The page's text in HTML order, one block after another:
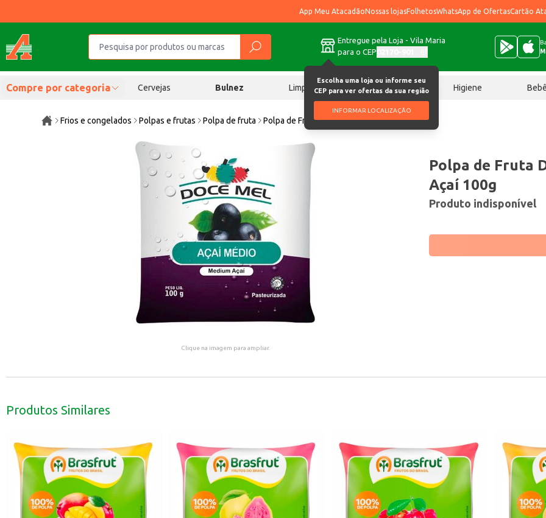
App Meu AtacadãoNossas lojasFolhetosWhatsApp de OfertasCartão
Entregue pela Loja - Vila Maria
para o CEP
Escolha uma loja ou informe seu
CEP para ver ofertas da sua região
INFORMAR LOCALIZAÇÃO
Compre por categoria Cervejas Bulnez Limpeza Chocolates Higiene
Frios e congelados Polpas e frutas Polpa de fruta Polpa de Fruta Doce Mel Congelada Açaí 100g
Clique na imagem para ampliar.
Polpa de Fruta
Açaí 100g
Produto indisponível
Produtos Similares